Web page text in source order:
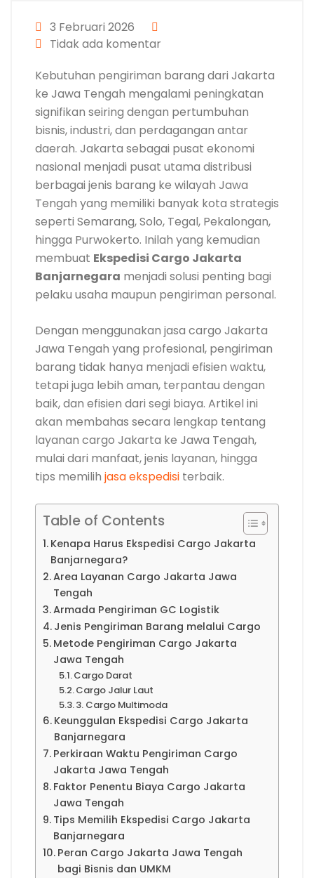
3 Februari 2026
Tidak ada komentar
Kebutuhan pengiriman barang dari Jakarta
ke Jawa Tengah mengalami peningkatan
signifikan seiring dengan pertumbuhan
bisnis, industri, dan perdagangan antar
daerah. Jakarta sebagai pusat ekonomi
nasional menjadi pusat utama distribusi
berbagai jenis barang ke wilayah Jawa
Tengah yang memiliki banyak kota strategis
seperti Semarang, Solo, Tegal, Pekalongan,
hingga Purwokerto. Inilah yang kemudian
membuat Ekspedisi Cargo Jakarta
Banjarnegara menjadi solusi penting bagi
pelaku usaha maupun pengiriman personal.
Dengan menggunakan jasa cargo Jakarta
Jawa Tengah yang profesional, pengiriman
barang tidak hanya menjadi efisien waktu,
tetapi juga lebih aman, terpantau dengan
baik, dan efisien dari segi biaya. Artikel ini
akan membahas secara lengkap tentang
layanan cargo Jakarta ke Jawa Tengah,
mulai dari manfaat, jenis layanan, hingga
tips memilih jasa ekspedisi terbaik.
Table of Contents
Kenapa Harus Ekspedisi Cargo Jakarta
Banjarnegara?
Area Layanan Cargo Jakarta Jawa
Tengah
Armada Pengiriman GC Logistik
Jenis Pengiriman Barang melalui Cargo
Metode Pengiriman Cargo Jakarta
Jawa Tengah
Cargo Darat
Cargo Jalur Laut
3. Cargo Multimoda
Keunggulan Ekspedisi Cargo Jakarta
Banjarnegara
Perkiraan Waktu Pengiriman Cargo
Jakarta Jawa Tengah
Faktor Penentu Biaya Cargo Jakarta
Jawa Tengah
Tips Memilih Ekspedisi Cargo Jakarta
Banjarnegara
Peran Cargo Jakarta Jawa Tengah
bagi Bisnis dan UMKM